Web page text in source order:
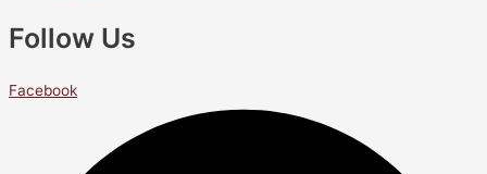
Follow Us
Facebook